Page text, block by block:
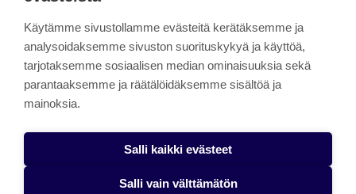
päättynyt 11.9.2023.
About the site
Käyttöehdot
Saavutettavuusseloste
Alasottoilmoitus
Käytämme sivustollamme evästeitä kerätäksemme ja
analysoidaksemme sivuston suorituskykyä ja käyttöä,
tarjotaksemme sosiaalisen median ominaisuuksia sekä
parantaaksemme ja räätälöidäksemme sisältöä ja
mainoksia.
Salli kaikki evästeet
Salli vain välttämätön